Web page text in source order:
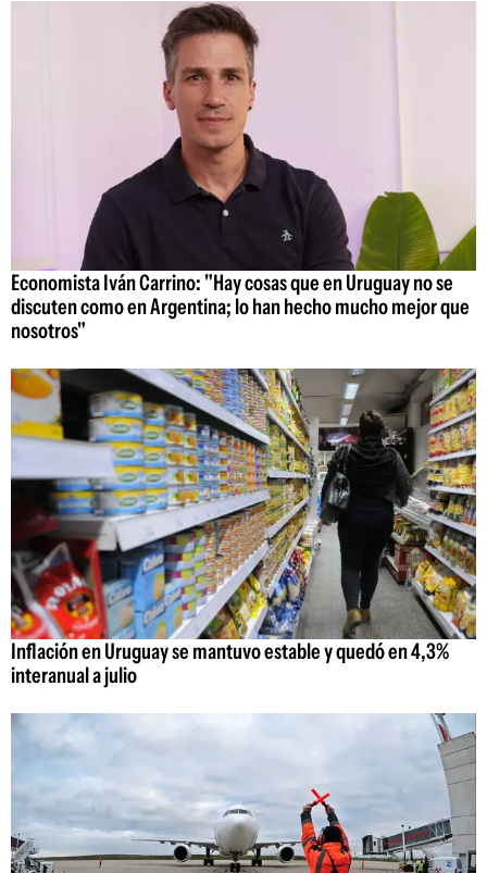
Economista Iván Carrino: "Hay cosas que en Uruguay no se
discuten como en Argentina; lo han hecho mucho mejor que
nosotros"
Inflación en Uruguay se mantuvo estable y quedó en 4,3%
interanual a julio